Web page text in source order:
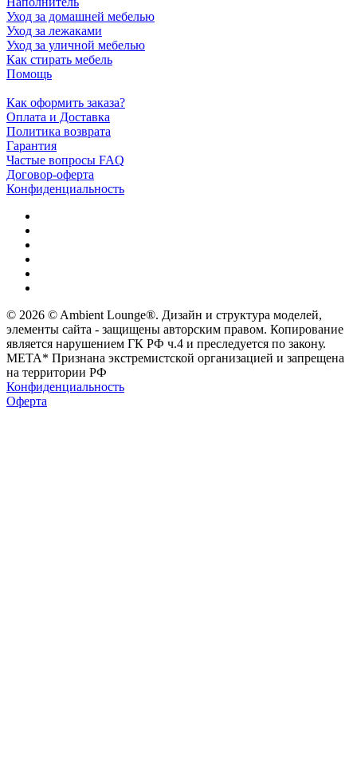
Уход за домашней мебелью
Уход за лежаками
Уход за уличной мебелью
Как стирать мебель
Помощь
Как оформить заказа?
Оплата и Доставка
Политика возврата
Гарантия
Частые вопросы FAQ
Договор-оферта
Конфиденциальность
© 2026 © Ambient Lounge®. Дизайн и структура моделей,
элементы сайта - защищены авторским правом. Копирование
является нарушением ГК РФ ч.4 и преследуется по закону.
МЕТА* Признана экстремистской организацией и запрещена
на территории РФ
Конфиденциальность
Оферта